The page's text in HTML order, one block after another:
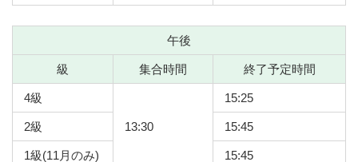
午後
級
集合時間
終了予定時間
4級
13:30
15:25
2級
15:45
1級(11月のみ)
15:45